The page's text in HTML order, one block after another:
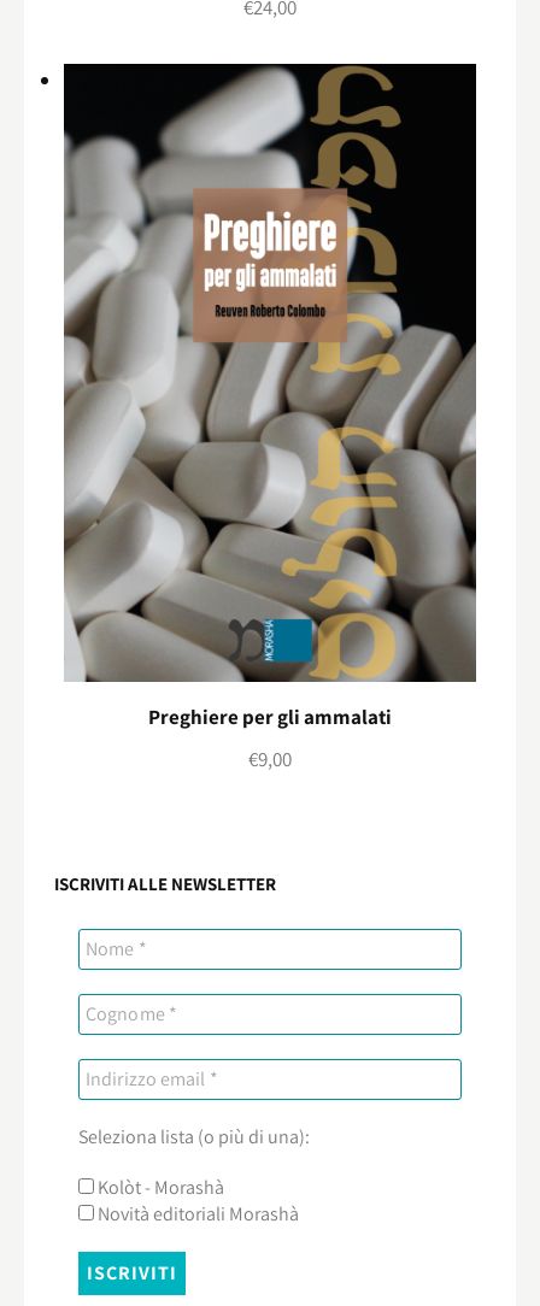
€24,00
Preghiere per gli ammalati
€9,00
ISCRIVITI ALLE NEWSLETTER
Seleziona lista (o più di una):
Kolòt - Morashà
Novità editoriali Morashà